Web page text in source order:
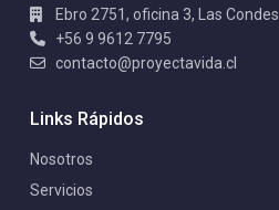
Ebro 2751, oficina 3, Las Condes
+56 9 9612 7795
contacto@proyectavida.cl
Links Rápidos
Nosotros
Servicios